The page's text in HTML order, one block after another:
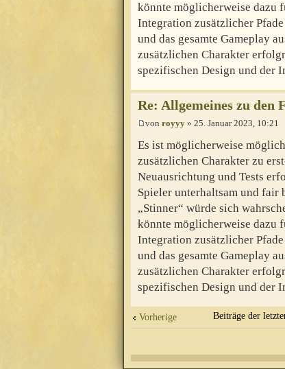
könnte möglicherweise dazu
Integration zusätzlicher
und das gesamte Gameplay
zusätzlichen Charakter
spezifischen Design und der
Re: Allgemeines zu den
von royyy » 25. Januar 2023, 10:21
Es ist möglicherweise
zusätzlichen Charakter zu
Neuausrichtung und Tests
Spieler unterhaltsam und fair
„Stinner“ würde sich
könnte möglicherweise dazu
Integration zusätzlicher
und das gesamte Gameplay
zusätzlichen Charakter
spezifischen Design und der
Vorherige Beiträge der